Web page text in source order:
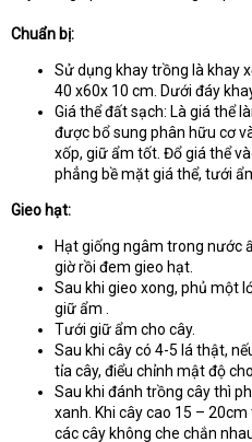
Chuẩn bị:
Sử dụng khay trồng là khay
40 x60x 10 cm. Dưới đáy
Giá thể đất sạch: Là giá thể
được bổ sung phân hữu cơ
xốp, giữ ẩm tốt. Đổ giá thể
phẳng bề mặt giá thể, tưới
Gieo hạt:
Hạt giống ngâm trong nước
giờ rồi đem gieo hạt.
Sau khi gieo xong, phủ một
giữ ẩm .
Tưới giữ ẩm cho cây.
Sau khi cây có 4-5 lá thật,
tỉa cây, điểu chỉnh mật độ
Sau khi đánh trồng cây thì
xanh. Khi cây cao 15 –
các cây không che chắn